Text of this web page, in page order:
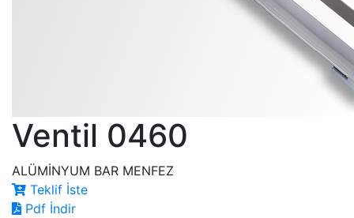
Ventil 0460
ALÜMİNYUM BAR MENFEZ
Teklif İste
Pdf İndir